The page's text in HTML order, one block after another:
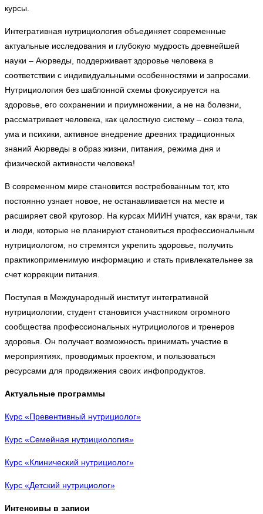
курсы.
Интегративная нутрициология объединяет современные
актуальные исследования и глубокую мудрость древнейшей
науки – Аюрведы, поддерживает здоровье человека в
соответствии с индивидуальными особенностями и запросами.
Нутрициология без шаблонной схемы фокусируется на
здоровье, его сохранении и приумножении, а не на болезни,
рассматривает человека, как целостную систему – союз тела,
ума и психики, активное внедрение древних традиционных
знаний Аюрведы в образ жизни, питания, режима дня и
физической активности человека!
В современном мире становится востребованным тот, кто
постоянно узнает новое, не останавливается на месте и
расширяет свой кругозор. На курсах МИИН учатся, как врачи, так
и люди, которые не планируют становиться профессиональным
нутрициологом, но стремятся укрепить здоровье, получить
практикоприменимую информацию и стать привлекательнее за
счет коррекции питания.
Поступая в Международный институт интегративной
нутрициологии, студент становится участником огромного
сообщества профессиональных нутрициологов и тренеров
здоровья. Он получает возможность принимать участие в
мероприятиях, проводимых проектом, и пользоваться
ресурсами для продвижения своих инфопродуктов.
Актуальные программы
Курс «Превентивный нутрициолог»
Курс «Семейная нутрициология»
Курс «Клинический нутрициолог»
Курс «Детский нутрициолог»
Интенсивы в записи